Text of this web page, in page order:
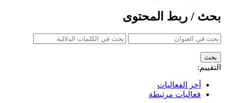
بحث / ربط المحتوى
التقييم:
آخر الفعاليات
فعاليات مرتبطة